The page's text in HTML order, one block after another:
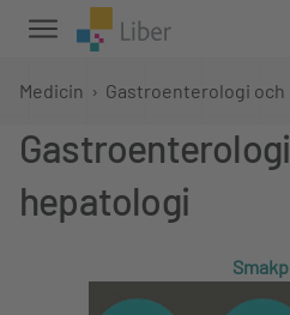
Medicin › Gastroenterologi
hepatologi